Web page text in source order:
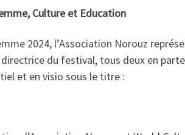
Culture et Education
2024, l’Association Norouz
du festival, tous deux en
et en visio sous le titre :